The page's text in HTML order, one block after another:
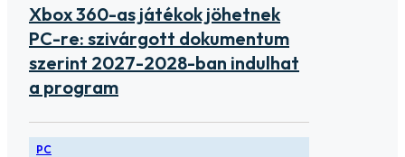
Xbox 360-as játékok jöhetnek
PC-re: szivárgott dokumentum
szerint 2027-2028-ban indulhat
a program
PC